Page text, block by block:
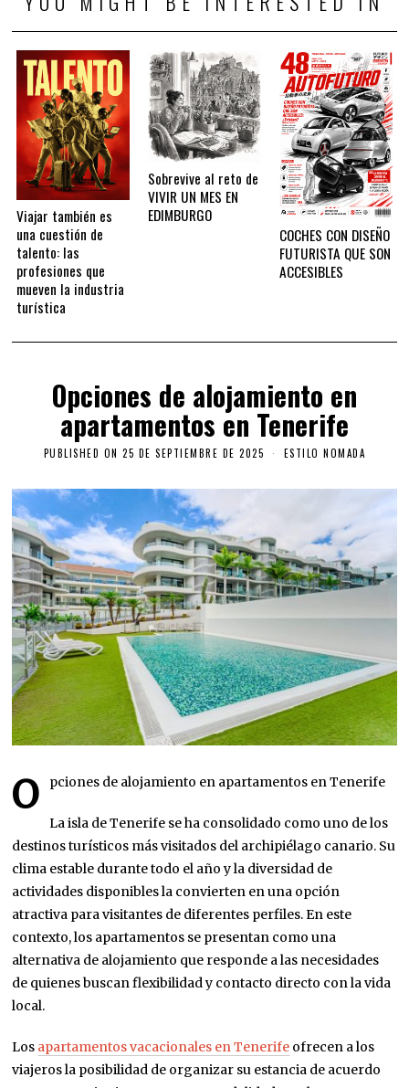
Viajar también es
una cuestión de
talento: las
profesiones que
mueven la industria
turística
Sobrevive al reto de
VIVIR UN MES EN
EDIMBURGO
COCHES CON DISEÑO
FUTURISTA QUE SON
ACCESIBLES
Opciones de alojamiento en
apartamentos en Tenerife
PUBLISHED ON 25 DE SEPTIEMBRE DE 2025 ESTILO NOMADA
O pciones de alojamiento en apartamentos en Tenerife
La isla de Tenerife se ha consolidado como uno de los
destinos turísticos más visitados del archipiélago canario. Su
clima estable durante todo el año y la diversidad de
actividades disponibles la convierten en una opción
atractiva para visitantes de diferentes perfiles. En este
contexto, los apartamentos se presentan como una
alternativa de alojamiento que responde a las necesidades
de quienes buscan flexibilidad y contacto directo con la vida
local.
Los apartamentos vacacionales en Tenerife ofrecen a los
viajeros la posibilidad de organizar su estancia de acuerdo